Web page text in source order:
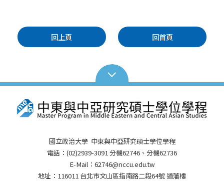
回上頁 回首頁
國立政治大學 中東與中亞研究碩士學位學程
電話：(02)2939-3091 分機62746、分機62736
E-Mail：62746@nccu.edu.tw
地址：116011 台北市文山區指南路二段64號 道藩樓